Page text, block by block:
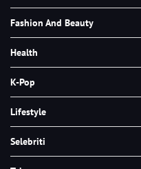
Fashion And Beauty
Health
K-Pop
Lifestyle
Selebriti